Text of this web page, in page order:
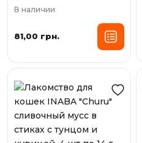
В наличии
81,00 грн.